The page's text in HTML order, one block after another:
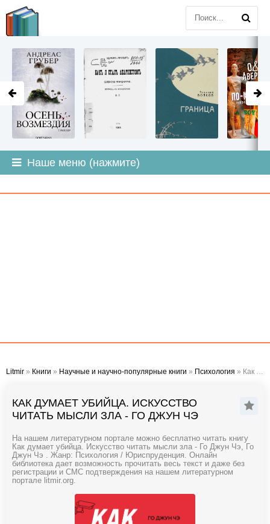
Наше меню (нажмите)
Litmir » Книги » Научные и научно-популярные книги » Психология » Как думает убийца. Искусство читать мысли зла - Го Джун Чэ
КАК ДУМАЕТ УБИЙЦА. ИСКУССТВО
ЧИТАТЬ МЫСЛИ ЗЛА - ГО ДЖУН ЧЭ
На нашем литературном портале можно бесплатно читать книгу
Как думает убийца. Искусство читать мысли зла - Го Джун Чэ, Го
Джун Чэ . Жанр: Психология / Юриспруденция. Онлайн
библиотека дает возможность прочитать весь текст и даже без
регистрации и СМС подтверждения на нашем литературном
портале litmir.org.
LITMIR.ORG